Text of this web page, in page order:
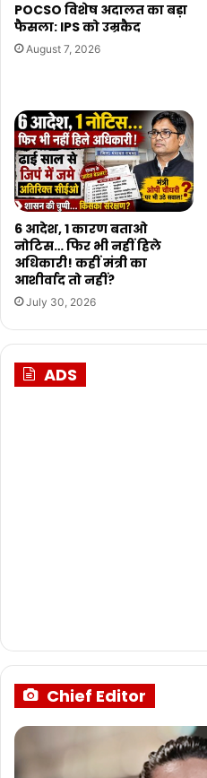
POCSO विशेष अदालत का बड़ा
फैसला: IPS को उम्रकैद
August 7, 2026
6 आदेश, 1 कारण बताओ
नोटिस… फिर भी नहीं हिले
अधिकारी! कहीं मंत्री का
आशीर्वाद तो नहीं?
July 30, 2026
ADS
Chief Editor